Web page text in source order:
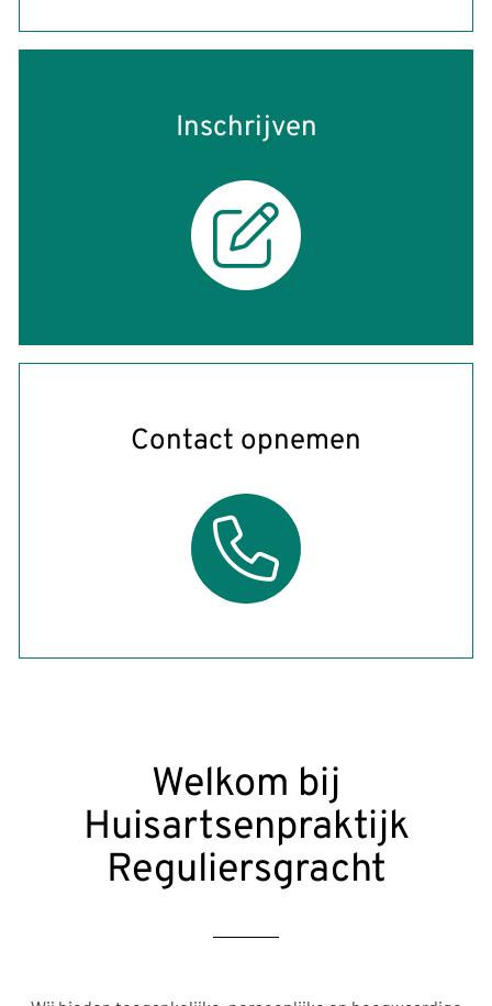
Inschrijven
Contact opnemen
Welkom bij
Huisartsenpraktijk
Reguliersgracht